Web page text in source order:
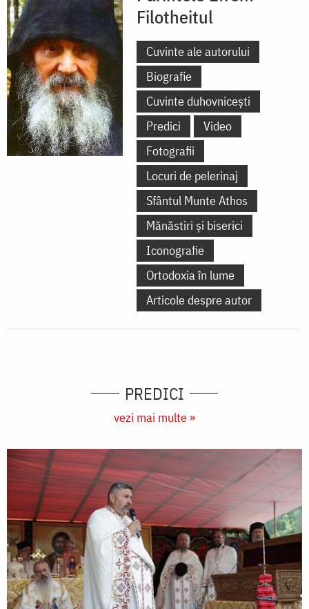
Filotheitul
Cuvinte ale autorului
Biografie
Cuvinte duhovnicești
Predici
Video
Fotografii
Locuri de pelerinaj
Sfântul Munte Athos
Mănăstiri și biserici
Iconografie
Ortodoxia în lume
Articole despre autor
PREDICI
vezi mai multe »